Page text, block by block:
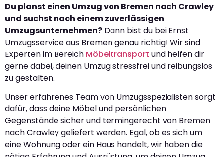
Du planst einen Umzug von Bremen nach Crawley
und suchst nach einem zuverlässigen
Umzugsunternehmen? Dann bist du bei Ernst
Umzugsservice aus Bremen genau richtig! Wir sind
Experten im Bereich Möbeltransport und helfen dir
gerne dabei, deinen Umzug stressfrei und reibungslos
zu gestalten.
Unser erfahrenes Team von Umzugsspezialisten sorgt
dafür, dass deine Möbel und persönlichen
Gegenstände sicher und termingerecht von Bremen
nach Crawley geliefert werden. Egal, ob es sich um
eine Wohnung oder ein Haus handelt, wir haben die